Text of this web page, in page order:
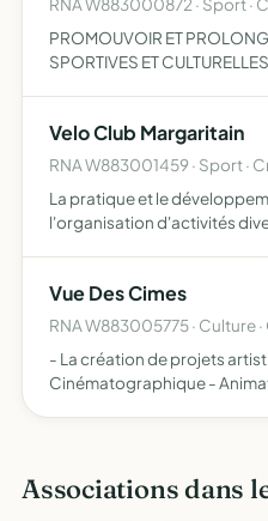
RNA W883000872 · Sport ·
PROMOUVOIR ET
SPORTIVES ET
Velo Club Margaritain
RNA W883001459 · Sport ·
La pratique et le
l'organisation d'activités
Vue Des Cimes
RNA W883005775 · Culture
- La création de projets
Cinématographique -
Associations dans